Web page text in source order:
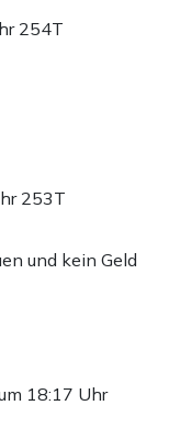
254T
253T
und kein Geld
18:17 Uhr